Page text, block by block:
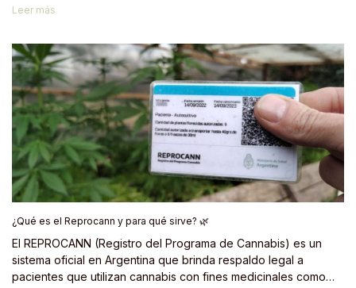
enmarca dentro del REPROCANN, el registro oficial que regula
Ministerio de Salud 🇦🇷📄.
Leer más
¿Qué es el Reprocann y para qué sirve? 🌿
El REPROCANN (Registro del Programa de Cannabis) es un
sistema oficial en Argentina que brinda respaldo legal a
pacientes que utilizan cannabis con fines medicinales como